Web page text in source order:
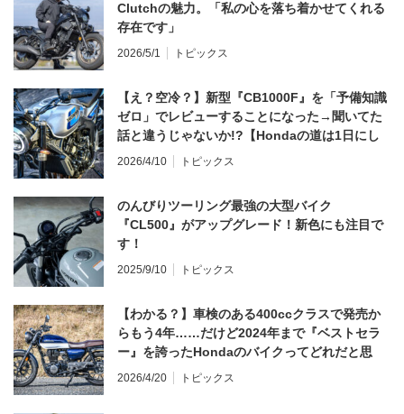
Clutchの魅力。「私の心を落ち着かせてくれる
存在です」
2026/5/1 トピックス
【え？空冷？】新型『CB1000F』を「予備知識
ゼロ」でレビューすることになった→聞いてた
話と違うじゃないか!?【Hondaの道は1日にし
てならず／CB1000F ①第一印象 編】
2026/4/10 トピックス
のんびりツーリング最強の大型バイク
『CL500』がアップグレード！新色にも注目で
す！
2025/9/10 トピックス
【わかる？】車検のある400ccクラスで発売か
らもう4年……だけど2024年まで『ベストセラ
ー』を誇ったHondaのバイクってどれだと思
う？
2026/4/20 トピックス